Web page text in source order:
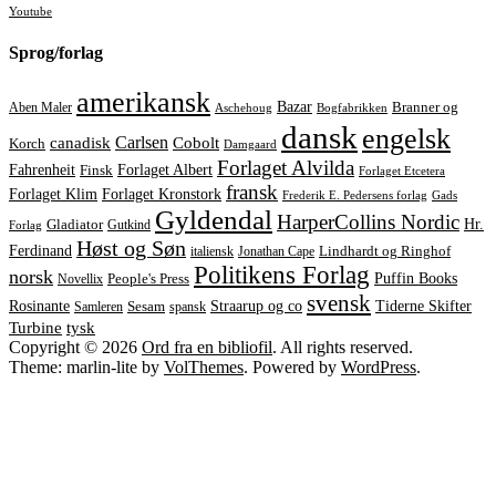
Youtube
Sprog/forlag
Aben Maler amerikansk Aschehoug Bazar Bogfabrikken Branner og
Korch canadisk Carlsen Cobolt Damgaard dansk engelsk
Fahrenheit Finsk Forlaget Albert Forlaget Alvilda Forlaget Etcetera
Forlaget Klim Forlaget Kronstork fransk Frederik E. Pedersens forlag Gads
Forlag Gladiator Gutkind Gyldendal HarperCollins Nordic Hr.
Ferdinand Høst og Søn italiensk Jonathan Cape Lindhardt og Ringhof
norsk Novellix People's Press Politikens Forlag Puffin Books
Rosinante Samleren Sesam spansk Straarup og co svensk Tiderne Skifter
Turbine tysk
Copyright © 2026 Ord fra en bibliofil. All rights reserved.
Theme: marlin-lite by VolThemes. Powered by WordPress.